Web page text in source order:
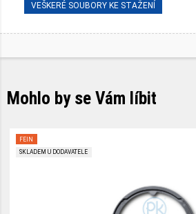
VEŠKERÉ SOUBORY KE STAŽENÍ
Mohlo by se Vám líbit
SKLADEM U DODAVATELE
FEIN